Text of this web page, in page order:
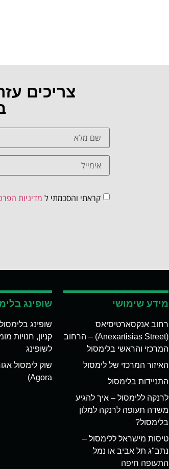
צריכים
קראתי והסכמתי ל מדיניות
מידע שימושי
רחוב אנקסארטיסיאס
(Anexartisias Street) – הרחוב
המרכזי והראשי בלימסול
האיזור המרכזי של לימסול
התניידות בלימסול
לרנקה ללימסול – איך להגיע
משדה תעופה לרנקה למלון
בלימסול?
טיסות מישראל ללימסול –
נתב"ג תל אביב או נמל
התעופה חיפה
שופינג
שופינג
קניון, חנויות
לשופינג
Agora)